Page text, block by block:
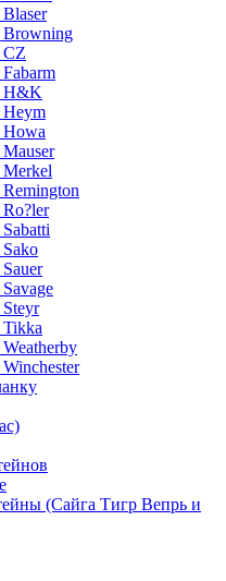
H&K
(Сайга Тигр Вепрь и